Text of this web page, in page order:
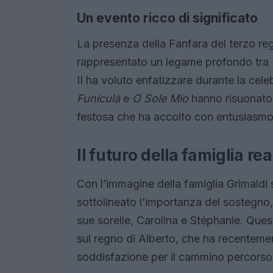
Un evento ricco di significato
La presenza della Fanfara del terzo
rappresentato un legame profondo
II ha voluto enfatizzare durante la
Funiculàe O Sole Mio hanno
festosa che ha accolto con
Il futuro della famiglia
Con l’immagine della famiglia
sottolineato l’importanza del
sue sorelle, Carolina e Stéphanie.
sul regno di Alberto, che ha
soddisfazione per il cammino